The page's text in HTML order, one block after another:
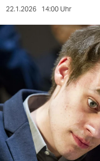
sport
berlin
nord
wahrheit
verlag
verlag
veranstaltungen
22.1.2026 14:00 Uhr